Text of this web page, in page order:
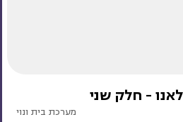
- חלק שני
מערכת בית ונוי